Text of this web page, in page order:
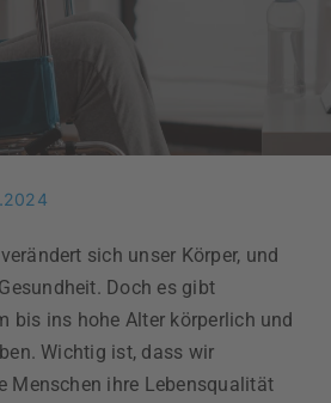
sich unser Körper, und
Doch es gibt
bis ins hohe Alter körperlich und
Wichtig ist, dass wir
Menschen ihre Lebensqualität